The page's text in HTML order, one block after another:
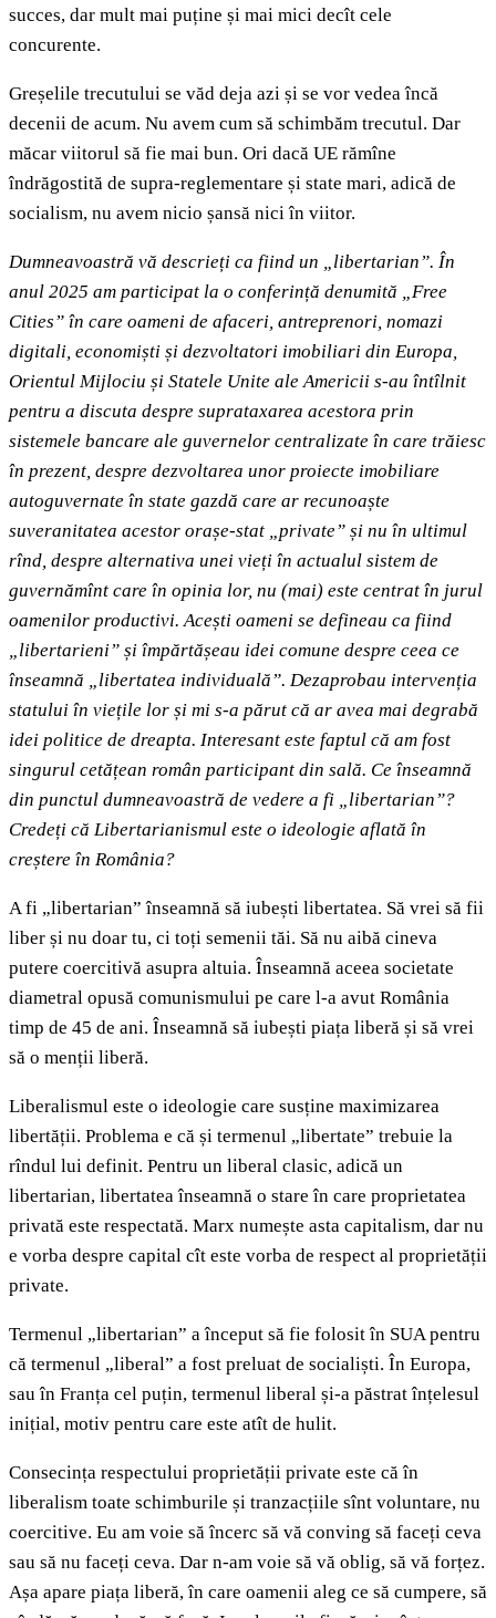
succes, dar mult mai puține și mai mici decît cele
concurente.
Greșelile trecutului se văd deja azi și se vor vedea încă
decenii de acum. Nu avem cum să schimbăm trecutul. Dar
măcar viitorul să fie mai bun. Ori dacă UE rămîne
îndrăgostită de supra-reglementare și state mari, adică de
socialism, nu avem nicio șansă nici în viitor.
Dumneavoastră vă descrieți ca fiind un „libertarian”. În
anul 2025 am participat la o conferință denumită „Free
Cities” în care oameni de afaceri, antreprenori, nomazi
digitali, economiști și dezvoltatori imobiliari din Europa,
Orientul Mijlociu și Statele Unite ale Americii s-au întîlnit
pentru a discuta despre suprataxarea acestora prin
sistemele bancare ale guvernelor centralizate în care trăiesc
în prezent, despre dezvoltarea unor proiecte imobiliare
autoguvernate în state gazdă care ar recunoaște
suveranitatea acestor orașe-stat „private” și nu în ultimul
rînd, despre alternativa unei vieți în actualul sistem de
guvernămînt care în opinia lor, nu (mai) este centrat în jurul
oamenilor productivi. Acești oameni se defineau ca fiind
„libertarieni” și împărtășeau idei comune despre ceea ce
înseamnă „libertatea individuală”. Dezaprobau intervenția
statului în viețile lor și mi s-a părut că ar avea mai degrabă
idei politice de dreapta. Interesant este faptul că am fost
singurul cetățean român participant din sală. Ce înseamnă
din punctul dumneavoastră de vedere a fi „libertarian”?
Credeți că Libertarianismul este o ideologie aflată în
creștere în România?
A fi „libertarian” înseamnă să iubești libertatea. Să vrei să fii
liber și nu doar tu, ci toți semenii tăi. Să nu aibă cineva
putere coercitivă asupra altuia. Înseamnă aceea societate
diametral opusă comunismului pe care l-a avut România
timp de 45 de ani. Înseamnă să iubești piața liberă și să vrei
să o menții liberă.
Liberalismul este o ideologie care susține maximizarea
libertății. Problema e că și termenul „libertate” trebuie la
rîndul lui definit. Pentru un liberal clasic, adică un
libertarian, libertatea înseamnă o stare în care proprietatea
privată este respectată. Marx numește asta capitalism, dar nu
e vorba despre capital cît este vorba de respect al proprietății
private.
Termenul „libertarian” a început să fie folosit în SUA pentru
că termenul „liberal” a fost preluat de socialiști. În Europa,
sau în Franța cel puțin, termenul liberal și-a păstrat înțelesul
inițial, motiv pentru care este atît de hulit.
Consecința respectului proprietății private este că în
liberalism toate schimburile și tranzacțiile sînt voluntare, nu
coercitive. Eu am voie să încerc să vă conving să faceți ceva
sau să nu faceți ceva. Dar n-am voie să vă oblig, să vă forțez.
Așa apare piața liberă, în care oamenii aleg ce să cumpere, să